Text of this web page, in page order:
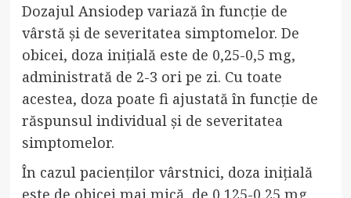
Dozajul Ansiodep variază în funcție de
vârstă și de severitatea simptomelor. De
obicei, doza inițială este de 0,25-0,5 mg,
administrată de 2-3 ori pe zi. Cu toate
acestea, doza poate fi ajustată în funcție de
răspunsul individual și de severitatea
simptomelor.
În cazul pacienților vârstnici, doza inițială
este de obicei mai mică, de 0,125-0,25 mg,